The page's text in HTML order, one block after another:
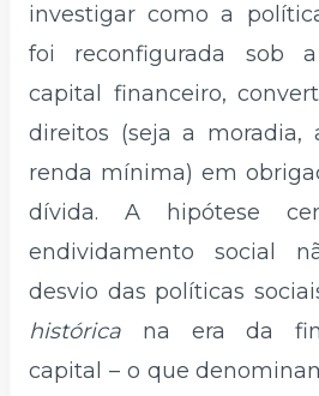
investigar como a
foi reconfigurada sob
capital financeiro,
direitos (seja a moradia,
renda mínima) em
dívida. A hipótese
endividamento social
desvio das políticas
histórica na era da
capital – o que